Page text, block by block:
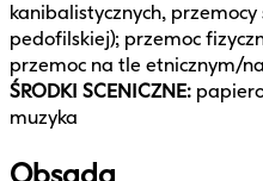
kanibalistycznych,
pedofilskiej); przemoc
przemoc na tle etnicznym/
ŚRODKI SCENICZNE:
muzyka